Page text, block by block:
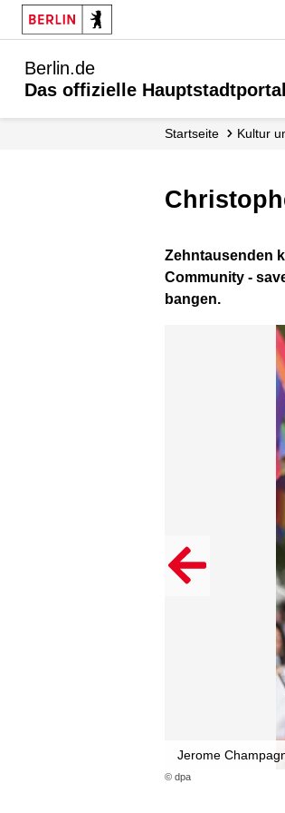
Berlin.de
Das offizielle Hauptstadtportal
Startseite Kultur
Zehntausenden
Community -
bangen.
© dpa
Jerome